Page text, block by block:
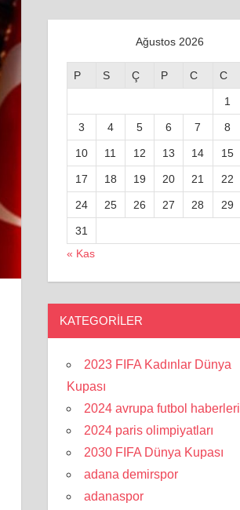
Ağustos 2026
P S Ç P C C
1
3 4 5 6 7 8
10 11 12 13 14 15
17 18 19 20 21 22
24 25 26 27 28 29
31
« Kas
KATEGORILER
2023 FIFA Kadınlar Dünya
Kupası
2024 avrupa futbol haberleri
2024 paris olimpiyatları
2030 FIFA Dünya Kupası
adana demirspor
adanaspor